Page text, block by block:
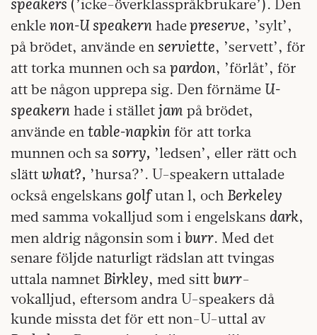
(’icke-överklasspråkbrukare’). Den
enkle non-U speakern hadepreserve, ’sylt’,
på brödet, använde en serviette, ’servett’, för
att torka munnen och sa pardon, ’förlåt’, för
att be någon upprepa sig. Den förnäme U-
speakern hade i stället jam på brödet,
använde en table-napkin för att torka
munnen och sa sorry, ’ledsen’, eller rätt och
slätt what?, ’hursa?’. U-speakern uttalade
också engelskans golfutan l, och Berkeley
med samma vokalljud som i engelskans dark,
men aldrig någonsin som i burr. Med det
senare följde naturligt rädslan att tvingas
uttala namnet Birkley, med sitt burr-
vokalljud, eftersom andra U-speakers då
kunde missta det för ett non-U-uttal av